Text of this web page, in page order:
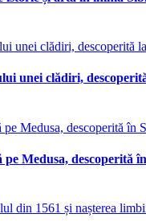
unei clădiri,
Medusa, descoperită